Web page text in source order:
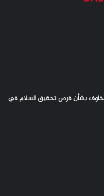
بشأن فرص تحقيق السلام في